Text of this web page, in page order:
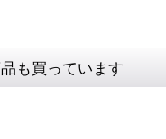
も買っています